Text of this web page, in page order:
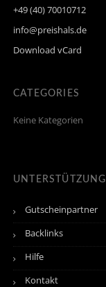
+49 (40) 70010712
info@preishals.de
Download vCard
CATEGORIES
Keine Kategorien
UNTERSTÜTZUNG
Gutscheinpartner
Backlinks
Hilfe
Kontakt